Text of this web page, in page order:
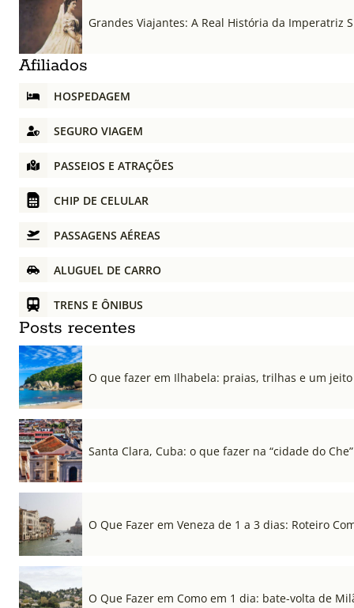
Grandes Viajantes: A Real História da Imperatriz
Afiliados
HOSPEDAGEM
SEGURO VIAGEM
PASSEIOS E ATRAÇÕES
CHIP DE CELULAR
PASSAGENS AÉREAS
ALUGUEL DE CARRO
TRENS E ÔNIBUS
Posts recentes
O que fazer em Ilhabela: praias, trilhas e um
Santa Clara, Cuba: o que fazer na “cidade do Che”
O Que Fazer em Veneza de 1 a 3 dias: Roteiro
O Que Fazer em Como em 1 dia: bate-volta de